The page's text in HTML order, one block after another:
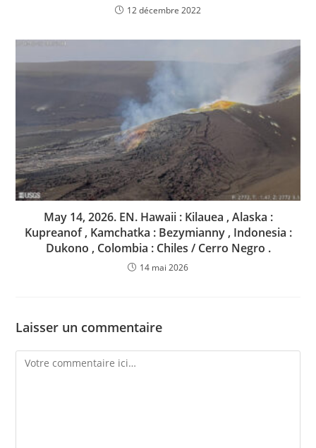
12 décembre 2022
May 14, 2026. EN. Hawaii : Kilauea , Alaska :
Kupreanof , Kamchatka : Bezymianny , Indonesia :
Dukono , Colombia : Chiles / Cerro Negro .
14 mai 2026
Laisser un commentaire
Comment